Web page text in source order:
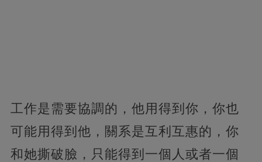
工作是需要協調的，他用得到你，你也
可能用得到他，關系是互利互惠的，你
和她撕破臉，只能得到一個人或者一個